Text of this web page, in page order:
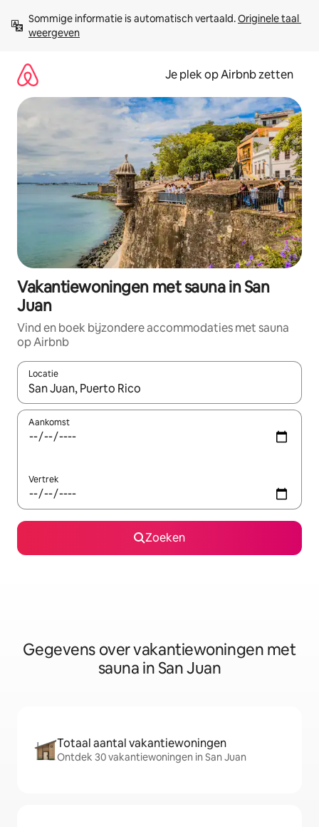
direct
naar
Sommige informatie is automatisch vertaald. Originele taal
weergeven
Je plek op Airbnb zetten
Vakantiewoningen met sauna in San
Juan
Vind en boek bijzondere accommodaties met sauna
op Airbnb
Locatie
Wanneer er resultaten beschikbaar zijn, maak je een keuze
Aankomst
Vertrek
Zoeken
Gegevens over vakantiewoningen met
sauna in San Juan
Totaal aantal vakantiewoningen
Ontdek 30 vakantiewoningen in San Juan